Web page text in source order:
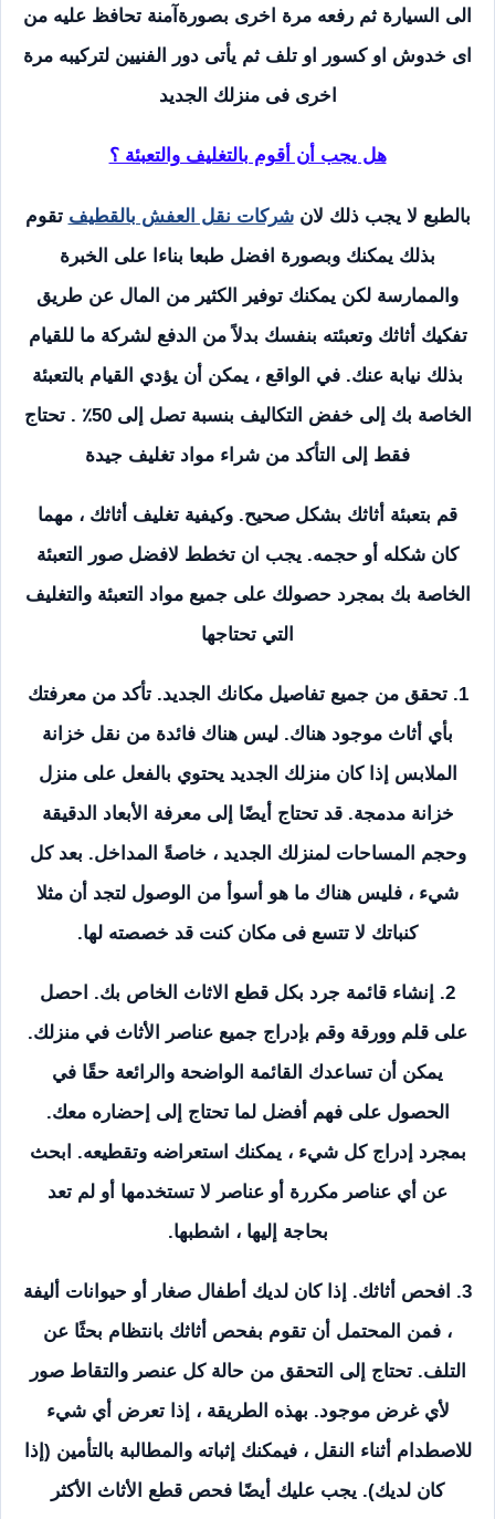
الى السيارة ثم رفعه مرة اخرى بصورةآمنة تحافظ عليه من
اى خدوش او كسور او تلف ثم يأتى دور الفنيين لتركيبه مرة
اخرى فى منزلك الجديد
هل يجب أن أقوم بالتغليف والتعبئة ؟
بالطبع لا يجب ذلك لانشركات نقل العفش بالقطيف تقوم
بذلك يمكنك وبصورة افضل طبعا بناءا على الخبرة
والممارسة لكن يمكنك توفير الكثير من المال عن طريق
تفكيك أثاثك وتعبئته بنفسك بدلاً من الدفع لشركة ما للقيام
بذلك نيابة عنك. في الواقع ، يمكن أن يؤدي القيام بالتعبئة
الخاصة بك إلى خفض التكاليف بنسبة تصل إلى 50٪ . تحتاج
فقط إلى التأكد من شراء مواد تغليف جيدة
قم بتعبئة أثاثك بشكل صحيح. وكيفية تغليف أثاثك ، مهما
كان شكله أو حجمه. يجب ان تخطط لافضل صور التعبئة
الخاصة بك بمجرد حصولك على جميع مواد التعبئة والتغليف
التي تحتاجها
1. تحقق من جميع تفاصيل مكانك الجديد. تأكد من معرفتك
بأي أثاث موجود هناك. ليس هناك فائدة من نقل خزانة
الملابس إذا كان منزلك الجديد يحتوي بالفعل على منزل
خزانة مدمجة. قد تحتاج أيضًا إلى معرفة الأبعاد الدقيقة
وحجم المساحات لمنزلك الجديد ، خاصةً المداخل. بعد كل
شيء ، فليس هناك ما هو أسوأ من الوصول لتجد أن مثلا
كنباتك لا تتسع فى مكان كنت قد خصصته لها.
2. إنشاء قائمة جرد بكل قطع الاثاث الخاص بك. احصل
على قلم وورقة وقم بإدراج جميع عناصر الأثاث في منزلك.
يمكن أن تساعدك القائمة الواضحة والرائعة حقًا في
الحصول على فهم أفضل لما تحتاج إلى إحضاره معك.
بمجرد إدراج كل شيء ، يمكنك استعراضه وتقطيعه. ابحث
عن أي عناصر مكررة أو عناصر لا تستخدمها أو لم تعد
بحاجة إليها ، اشطبها.
3. افحص أثاثك. إذا كان لديك أطفال صغار أو حيوانات أليفة
، فمن المحتمل أن تقوم بفحص أثاثك بانتظام بحثًا عن
التلف. تحتاج إلى التحقق من حالة كل عنصر والتقاط صور
لأي غرض موجود. بهذه الطريقة ، إذا تعرض أي شيء
للاصطدام أثناء النقل ، فيمكنك إثباته والمطالبة بالتأمين (إذا
كان لديك). يجب عليك أيضًا فحص قطع الأثاث الأكثر